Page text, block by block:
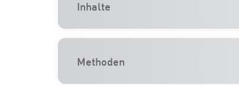
Inhalte
Methoden